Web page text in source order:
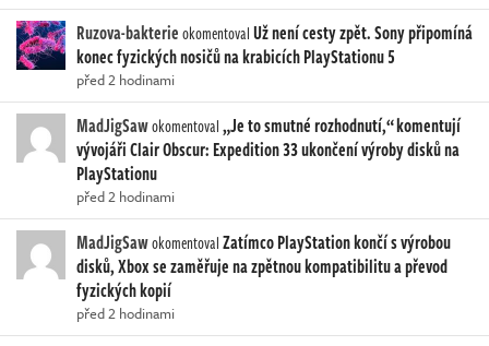
Ruzova-bakterieokomentovalUž není cesty zpět. Sony připomíná
konec fyzických nosičů na krabicích PlayStationu 5
před 2 hodinami
MadJigSawokomentoval„Je to smutné rozhodnutí,“ komentují
vývojáři Clair Obscur: Expedition 33 ukončení výroby disků na
PlayStationu
před 2 hodinami
MadJigSawokomentovalZatímco PlayStation končí s výrobou
disků, Xbox se zaměřuje na zpětnou kompatibilitu a převod
fyzických kopií
před 2 hodinami